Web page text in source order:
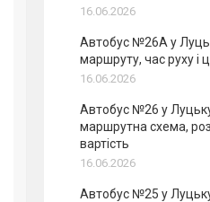
16.06.2026
Автобус №26А у
маршруту, час руху і
16.06.2026
Автобус №26 у
маршрутна схема,
вартість
16.06.2026
Автобус №25 у